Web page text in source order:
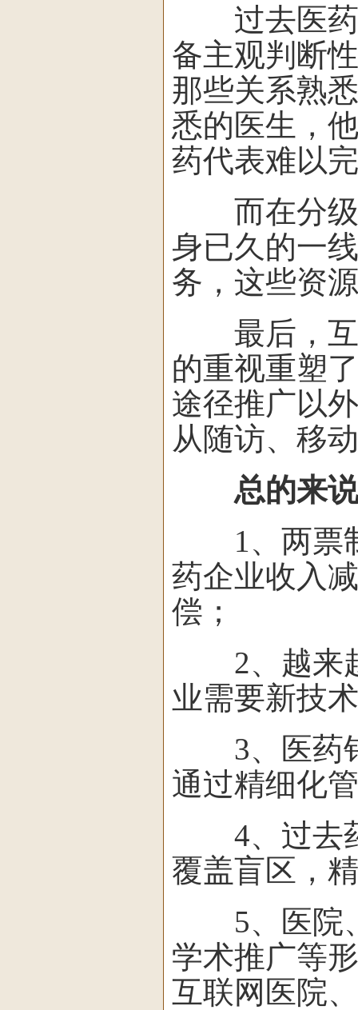
过去医药
备主观判断
那些关系熟
悉的医生，
药代表难以
而在分级
身已久的一
务，这些资
最后，互
的重视重塑
途径推广以
从随访、移
总的来说
1、两票制
药企业收入
偿；
2、越来越
业需要新技
3、医药销
通过精细化
4、过去药
覆盖盲区，
5、医院、
学术推广等
互联网医院